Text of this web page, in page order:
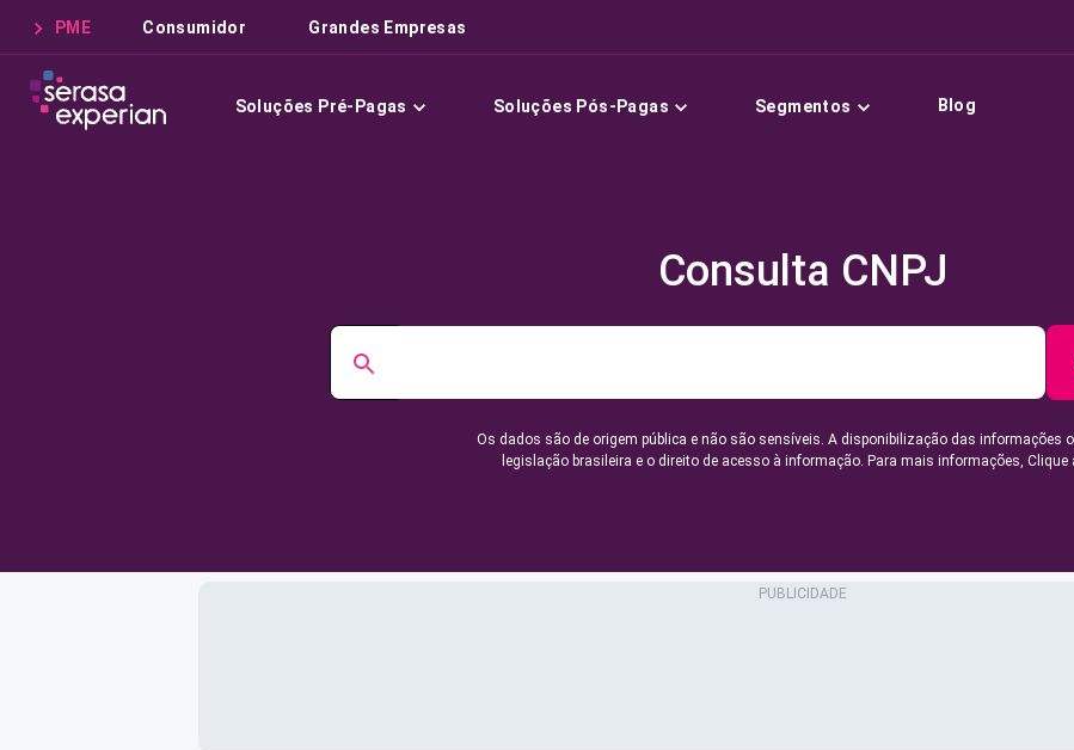
PME Consumidor Grandes Empresas
Soluções Pré-Pagas Soluções Pós-Pagas Segmentos Blog
Consulta CNPJ
Os dados são de origem pública e não são sensíveis. A disponibilização das informações
legislação brasileira e o direito de acesso à informação. Para mais informações, Clique